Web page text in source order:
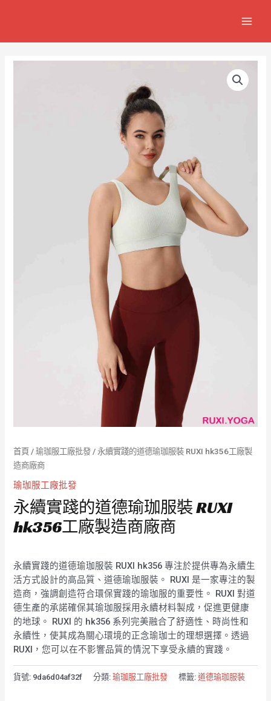
首頁 /瑜珈服工廠批發 / 永續實踐的道德瑜珈服裝 RUXI hk356工廠製
造商廠商
瑜珈服工廠批發
永續實踐的道德瑜珈服裝 RUXI
hk356工廠製造商廠商
永續實踐的道德瑜珈服裝 RUXI hk356 專注於提供專為永續生
活方式設計的高品質、道德瑜珈服裝。 RUXI 是一家專注的製
造商，強調創造符合環保實踐的瑜珈服的重要性。 RUXI 對道
德生產的承諾確保其瑜珈服採用永續材料製成，促進更健康
的地球。 RUXI 的 hk356 系列完美融合了舒適性、時尚性和
永續性，使其成為關心環境的正念瑜珈士的理想選擇。透過
RUXI，您可以在不影響品質的情況下享受永續的實踐。
貨號: 9da6d04af32f 分類:瑜珈服工廠批發 標籤:道德瑜珈服裝